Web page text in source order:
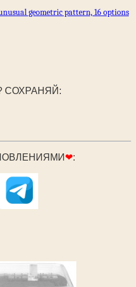
geometric pattern, 16 options
СОХРАНЯЙ:
❤: